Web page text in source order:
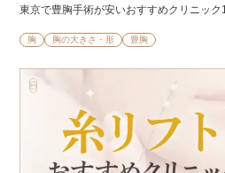
東京で豊胸手術が安いおすすめクリニック
胸 胸の大きさ・形 豊胸